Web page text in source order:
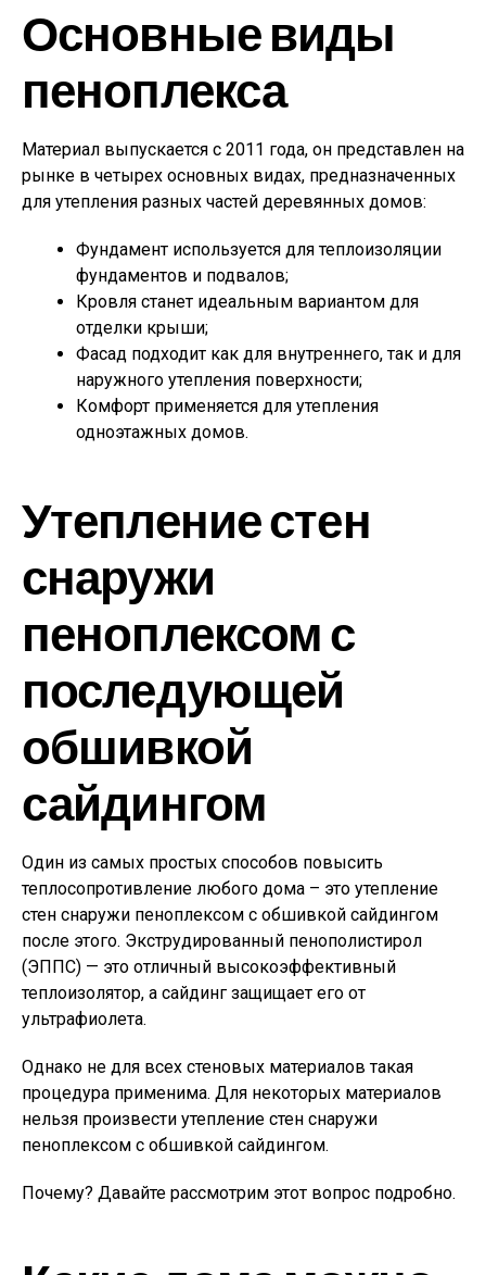
Основные виды
пеноплекса
Материал выпускается с 2011 года, он представлен на
рынке в четырех основных видах, предназначенных
для утепления разных частей деревянных домов:
Фундамент используется для теплоизоляции
фундаментов и подвалов;
Кровля станет идеальным вариантом для
отделки крыши;
Фасад подходит как для внутреннего, так и для
наружного утепления поверхности;
Комфорт применяется для утепления
одноэтажных домов.
Утепление стен
снаружи
пеноплексом с
последующей
обшивкой
сайдингом
Один из самых простых способов повысить
теплосопротивление любого дома – это утепление
стен снаружи пеноплексом с обшивкой сайдингом
после этого. Экструдированный пенополистирол
(ЭППС) — это отличный высокоэффективный
теплоизолятор, а сайдинг защищает его от
ультрафиолета.
Однако не для всех стеновых материалов такая
процедура применима. Для некоторых материалов
нельзя произвести утепление стен снаружи
пеноплексом с обшивкой сайдингом.
Почему? Давайте рассмотрим этот вопрос подробно.